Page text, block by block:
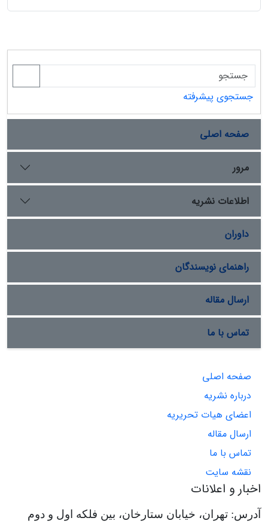
جستجوی پیشرفته
صفحه اصلی
مرور
اطلاعات نشریه
داوران
راهنمای نویسندگان
ارسال مقاله
تماس با ما
صفحه اصلی
درباره نشریه
اعضای هیات تحریریه
ارسال مقاله
تماس با ما
نقشه سایت
اخبار و اعلانات
آدرس: تهران، خیابان ستارخان، بین فلکه اول و دوم